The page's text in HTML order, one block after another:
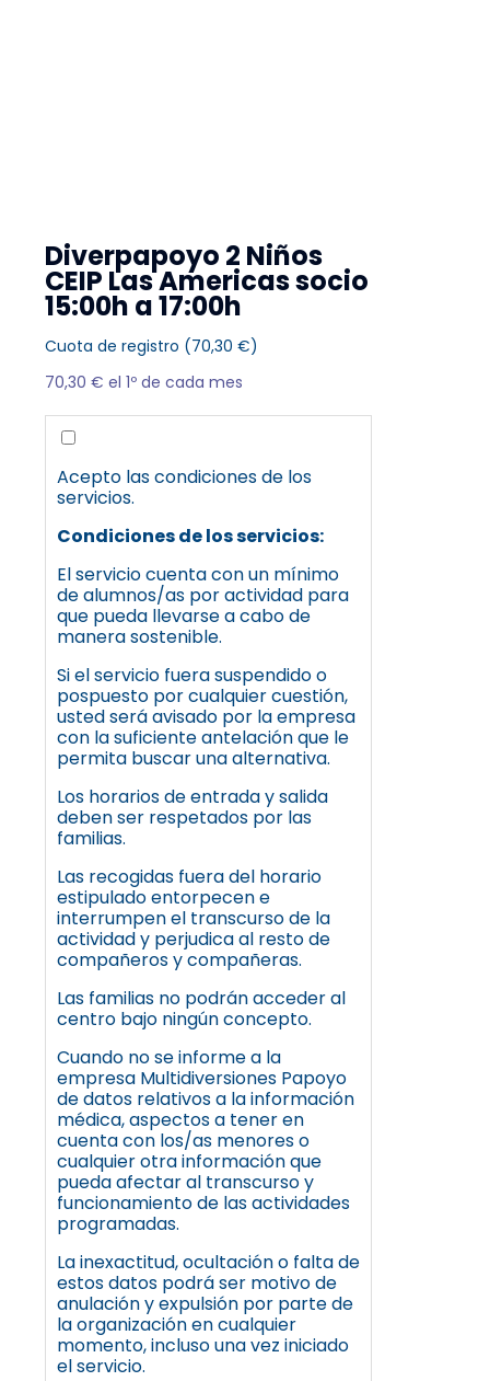
Diverpapoyo 2 Niños
CEIP Las Americas socio
15:00h a 17:00h
Cuota de registro (70,30 €)
70,30 € el 1º de cada mes
Acepto las condiciones de los
servicios.
Condiciones de los servicios:
El servicio cuenta con un mínimo
de alumnos/as por actividad para
que pueda llevarse a cabo de
manera sostenible.
Si el servicio fuera suspendido o
pospuesto por cualquier cuestión,
usted será avisado por la empresa
con la suficiente antelación que le
permita buscar una alternativa.
Los horarios de entrada y salida
deben ser respetados por las
familias.
Las recogidas fuera del horario
estipulado entorpecen e
interrumpen el transcurso de la
actividad y perjudica al resto de
compañeros y compañeras.
Las familias no podrán acceder al
centro bajo ningún concepto.
Cuando no se informe a la
empresa Multidiversiones Papoyo
de datos relativos a la información
médica, aspectos a tener en
cuenta con los/as menores o
cualquier otra información que
pueda afectar al transcurso y
funcionamiento de las actividades
programadas.
La inexactitud, ocultación o falta de
estos datos podrá ser motivo de
anulación y expulsión por parte de
la organización en cualquier
momento, incluso una vez iniciado
el servicio.